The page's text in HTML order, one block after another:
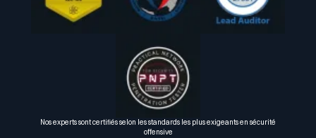
Nos experts sont certifiés selon les standards les plus exigeants en sécurité
offensive